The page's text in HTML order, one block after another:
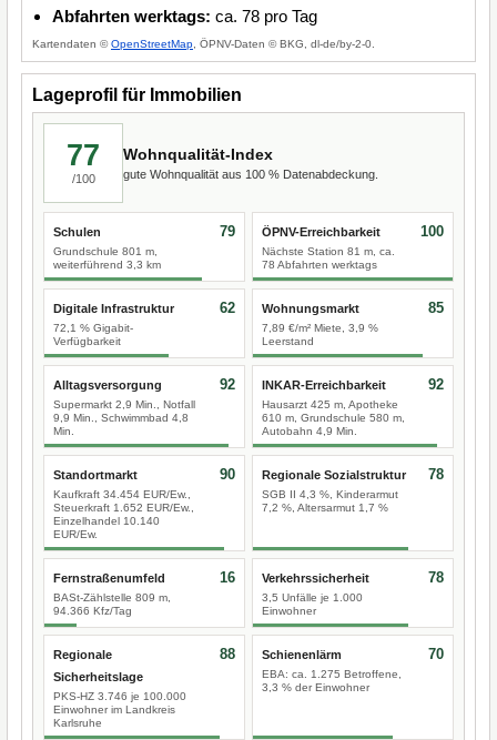
Abfahrten werktags: ca. 78 pro Tag
Kartendaten ©OpenStreetMap , ÖPNV-Daten © BKG, dl-de/by-2-0.
Lageprofil für Immobilien
77
/100
Wohnqualität-Index
gute Wohnqualität aus 100 % Datenabdeckung.
Schulen
Grundschule 801 m,
weiterführend 3,3 km
79 ÖPNV-Erreichbarkeit
Nächste Station 81 m, ca.
78 Abfahrten werktags
100
Digitale Infrastruktur
72,1 % Gigabit-
Verfügbarkeit
62 Wohnungsmarkt
7,89 €/m² Miete, 3,9 %
Leerstand
85
Alltagsversorgung
Supermarkt 2,9 Min., Notfall
9,9 Min., Schwimmbad 4,8
Min.
92 INKAR-Erreichbarkeit
Hausarzt 425 m, Apotheke
610 m, Grundschule 580 m,
Autobahn 4,9 Min.
92
Standortmarkt
Kaufkraft 34.454 EUR/Ew.,
Steuerkraft 1.652 EUR/Ew.,
Einzelhandel 10.140
EUR/Ew.
90 Regionale Sozialstruktur
SGB II 4,3 %, Kinderarmut
7,2 %, Altersarmut 1,7 %
78
Fernstraßenumfeld
BASt-Zählstelle 809 m,
94.366 Kfz/Tag
16 Verkehrssicherheit
3,5 Unfälle je 1.000
Einwohner
78
Regionale
Sicherheitslage
PKS-HZ 3.746 je 100.000
Einwohner im Landkreis
Karlsruhe
88 Schienenlärm
EBA: ca. 1.275 Betroffene,
3,3 % der Einwohner
70